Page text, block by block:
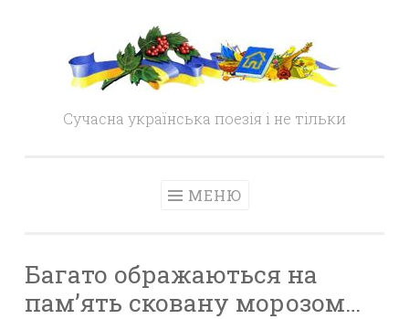
content
Сучасна українська поезія і не тільки
МЕНЮ
Багато ображаються на
пам’ять сковану морозом…